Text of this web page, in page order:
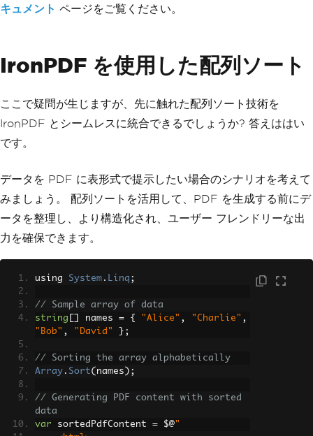
キュメント ページをご覧ください。
IronPDF を使用した配列ソート
ここで疑問が生じますが、先に触れた配列ソート技術を
IronPDF とシームレスに統合できるでしょうか? 答えははい
です。
データを PDF に表形式で提示したい場合のシナリオを考えて
みましょう。 配列ソートを活用して、PDF を生成する前にデ
ータを整理し、より構造化され、ユーザー フレンドリーな出
力を確保できます。
using System . Linq ;
// Sample array of data
string
names = { "Alice" , "Charlie" ,
"Bob" , "David" };
// Sorting the array alphabetically
Array . Sort( names );
// Generating PDF content with sorted
data
var sortedPdfContent = $@"